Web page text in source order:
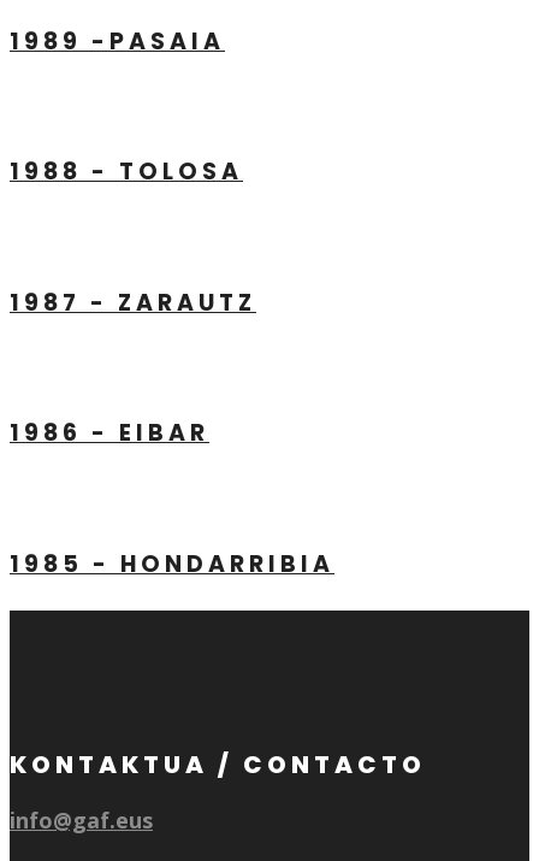
1989 -PASAIA
1988 - TOLOSA
1987 - ZARAUTZ
1986 - EIBAR
1985 - HONDARRIBIA
KONTAKTUA / CONTACTO
info@gaf.eus